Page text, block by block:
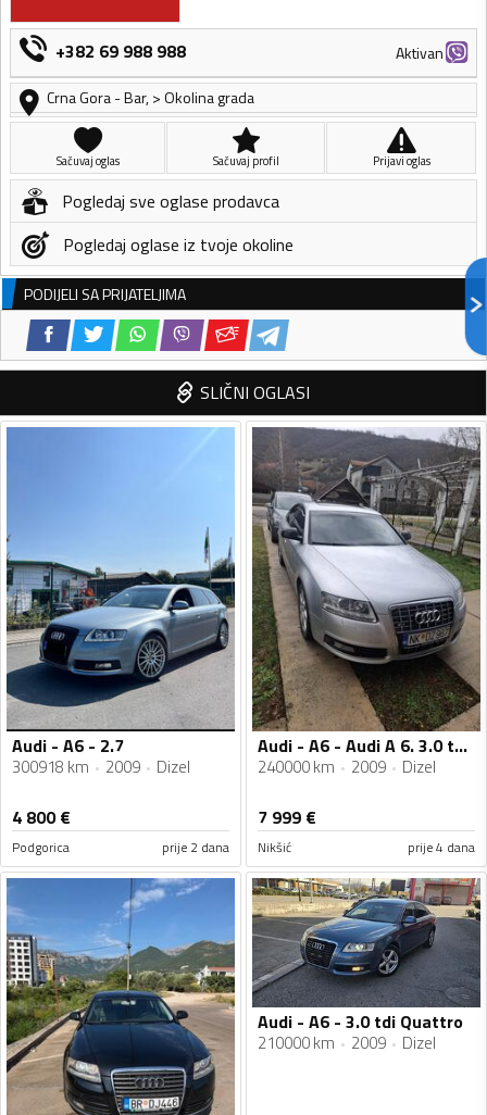
+382 69 988 988
Aktivan
Crna Gora-Bar,> Okolina grada
Sačuvaj oglas Sačuvaj profil Prijavi oglas
Pogledaj sve oglase prodavca
Pogledaj oglase iz tvoje okoline
PODIJELI SA PRIJATELJIMA
SLIČNI OGLASI
Audi - A6 - 2.7
300918 km 2009 Dizel
4 800€
Podgorica prije 2 dana
Audi - A6 - Audi A 6. 3.0 tdi Quattro
240000 km 2009 Dizel
7 999 €
Nikšić prije 4 dana
Audi - A6 - 3.0 tdi Quattro
210000 km 2009 Dizel